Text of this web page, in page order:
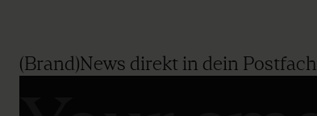
(Brand)News direkt in dein Postfach